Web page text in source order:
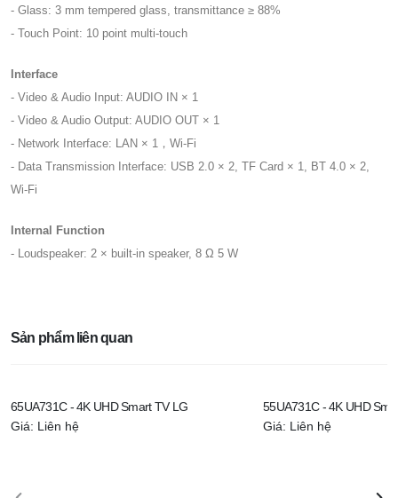
- Glass: 3 mm tempered glass, transmittance ≥ 88%
- Touch Point: 10 point multi-touch
Interface
- Video & Audio Input: AUDIO IN × 1
- Video & Audio Output: AUDIO OUT × 1
- Network Interface: LAN × 1，Wi-Fi
- Data Transmission Interface: USB 2.0 × 2, TF Card × 1, BT 4.0 × 2,
Wi-Fi
Internal Function
- Loudspeaker: 2 × built-in speaker, 8 Ω 5 W
Sản phẩm liên quan
65UA731C - 4K UHD Smart TV LG
Giá: Liên hệ
55UA731C - 4K UHD
Giá: Liên hệ